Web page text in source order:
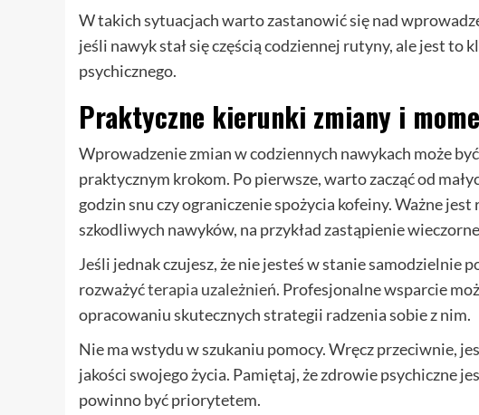
W takich sytuacjach warto zastanowić się nad
jeśli nawyk stał się częścią codziennej rutyny, ale jest to
psychicznego.
Praktyczne kierunki zmiany i
Wprowadzenie zmian w codziennych nawykach może
praktycznym krokom. Po pierwsze, warto zacząć od
godzin snu czy ograniczenie spożycia kofeiny. Ważne
szkodliwych nawyków, na przykład zastąpienie
Jeśli jednak czujesz, że nie jesteś w stanie samodzielnie
rozważyćterapia uzależnień. Profesjonalne wsparcie
opracowaniu skutecznych strategii radzenia sobie z nim.
Nie ma wstydu w szukaniu pomocy. Wręcz przeciwnie,
jakości swojego życia. Pamiętaj, że zdrowie psychiczne
powinno być priorytetem.